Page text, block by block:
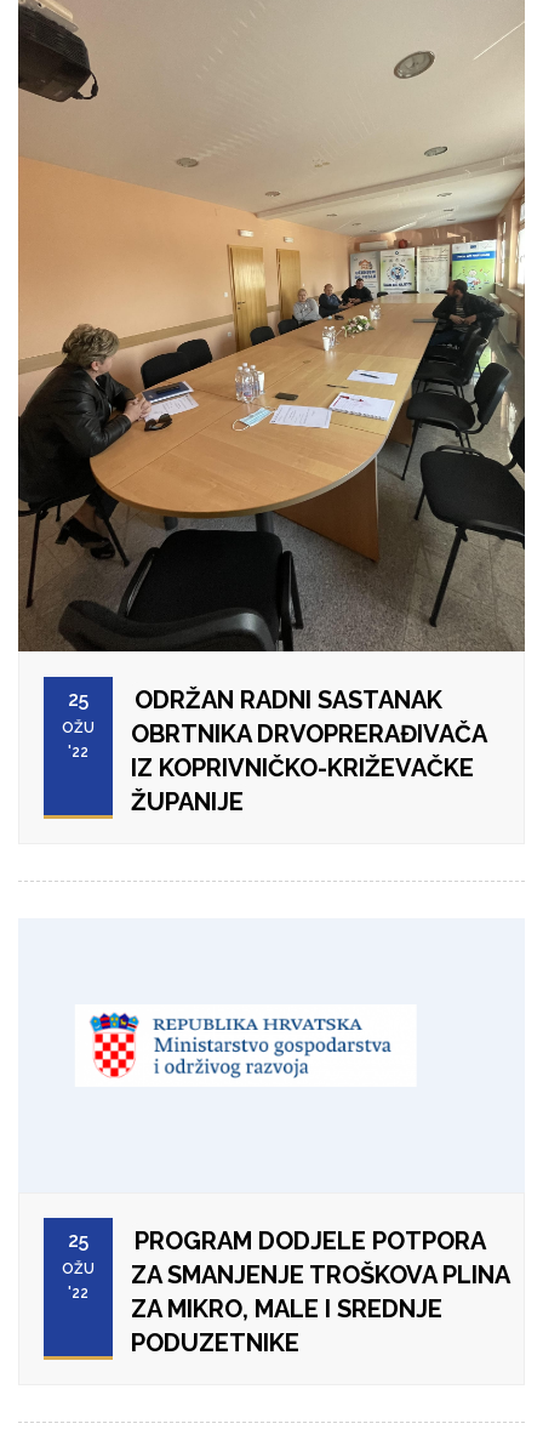
25
OŽU
'22
ODRŽAN RADNI SASTANAK
OBRTNIKA DRVOPRERAĐIVAČA
IZ KOPRIVNIČKO-KRIŽEVAČKE
ŽUPANIJE
25
OŽU
'22
PROGRAM DODJELE POTPORA
ZA SMANJENJE TROŠKOVA PLINA
ZA MIKRO, MALE I SREDNJE
PODUZETNIKE